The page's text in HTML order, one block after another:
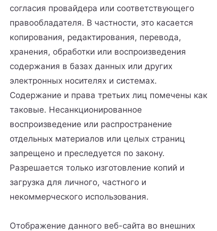
согласия провайдера или соответствующего
правообладателя. В частности, это касается
копирования, редактирования, перевода,
хранения, обработки или воспроизведения
содержания в базах данных или других
электронных носителях и системах.
Содержание и права третьих лиц помечены как
таковые. Несанкционированное
воспроизведение или распространение
отдельных материалов или целых страниц
запрещено и преследуется по закону.
Разрешается только изготовление копий и
загрузка для личного, частного и
некоммерческого использования.
Отображение данного веб-сайта во внешних